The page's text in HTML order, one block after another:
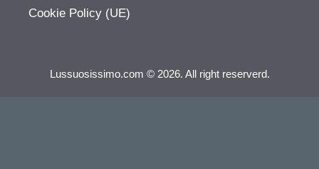
Cookie Policy (UE)
Lussuosissimo.com © 2026. All right reserverd.